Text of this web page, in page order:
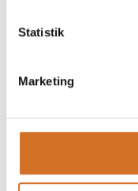
Statistik
Marketing